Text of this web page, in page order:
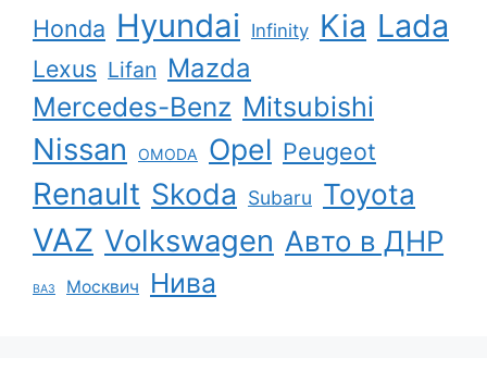
Honda Hyundai Infinity Kia Lada
Lexus Lifan Mazda
Mercedes-Benz Mitsubishi
Nissan OMODA Opel Peugeot
Renault Skoda Subaru Toyota
VAZ Volkswagen Авто в ДНР
ВАЗ Москвич Нива